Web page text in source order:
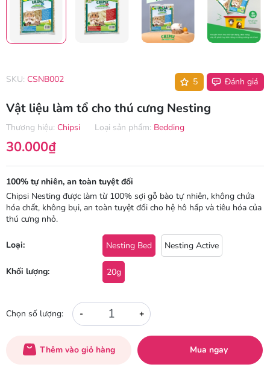
SKU: CSNB002 5 Đánh giá
Vật liệu làm tổ cho thú cưng Nesting
Thương hiệu: Chipsi Loại sản phẩm: Bedding
30.000₫
100% tự nhiên, an toàn tuyệt đối
Chipsi Nesting được làm từ 100% sợi gỗ bào tự nhiên, không chứa
hóa chất, không bụi, an toàn tuyệt đối cho hệ hô hấp và tiêu hóa của
thú cưng nhỏ.
Loại: Nesting Bed Nesting Active
Khối lượng: 20g
Chọn số lượng: - +
Thêm vào giỏ hàng Mua ngay